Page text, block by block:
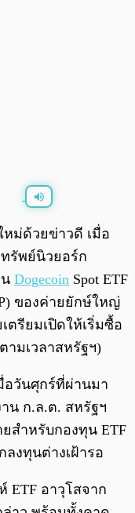
0:00 /0:00
ม่ด้วยข่าวดี เมื่อ
รัพย์นิวยอร์ก
Dogecoin Spot ETF
ของค่ายยักษ์ใหญ่
ตรียมเปิดให้เริ่มซื้อ
ามเวลาสหรัฐฯ)
อวันศุกร์ที่ผ่านมา
น ก.ล.ต. สหรัฐฯ
สำหรับกองทุน ETF
งทุนต่างเฝ้ารอ
ETF อาวุโสจาก